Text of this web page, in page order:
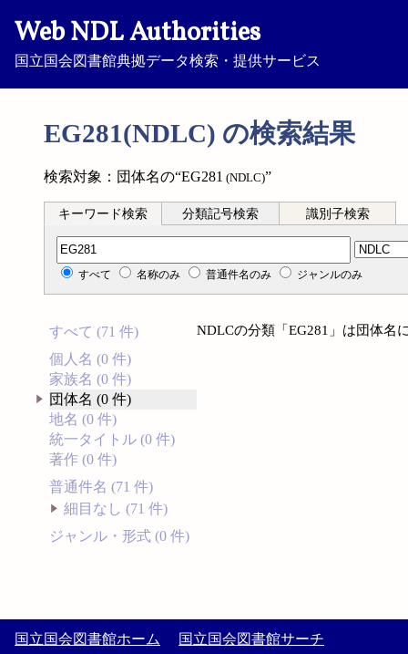
Web NDL Authorities
国立国会図書館典拠データ検索・提供サービス
EG281(NDLC) の検索結果
検索対象：団体名の“EG281 (NDLC)”
キーワード検索 分類記号検索 識別子検索
分類記号検索
すべて 名称のみ 普通件名のみ ジャンルのみ
すべて (71 件)
個人名 (0 件)
家族名 (0 件)
団体名 (0 件)
地名 (0 件)
統一タイトル (0 件)
著作 (0 件)
普通件名 (71 件)
細目なし (71 件)
ジャンル・形式 (0 件)
NDLCの分類「EG281」は団体名
国立国会図書館ホーム 国立国会図書館サーチ